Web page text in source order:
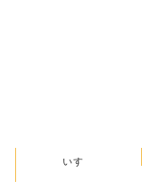
いすゞ